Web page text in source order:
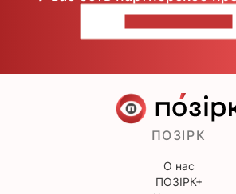
ПОЗІРК
О нас
ПОЗІРК+